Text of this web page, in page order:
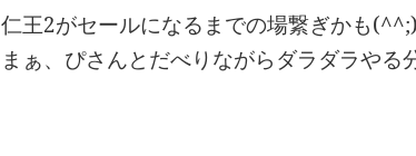
仁王2がセールになるまでの場繋ぎかも(^^;)
まぁ、ぴさんとだべりながらダラダラやる